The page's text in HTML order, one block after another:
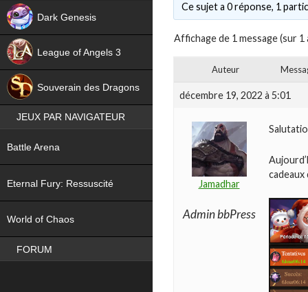
Ce sujet a 0 réponse, 1
Affichage de 1 message (sur 1
Auteur
décembre 19, 2022 à 5:01
Jamadhar
Admin bbPress
cadeaux
Dark Genesis
League of Angels 3
Souverain des Dragons
JEUX PAR NAVIGATEUR
Battle Arena
Eternal Fury: Ressuscité
World of Chaos
FORUM